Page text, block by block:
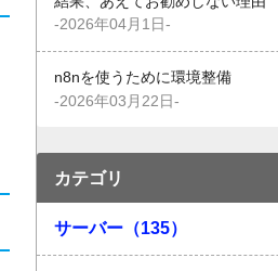
-2026年04月1日-
n8nを使うために環境整備
-2026年03月22日-
カテゴリ
サーバー（135）